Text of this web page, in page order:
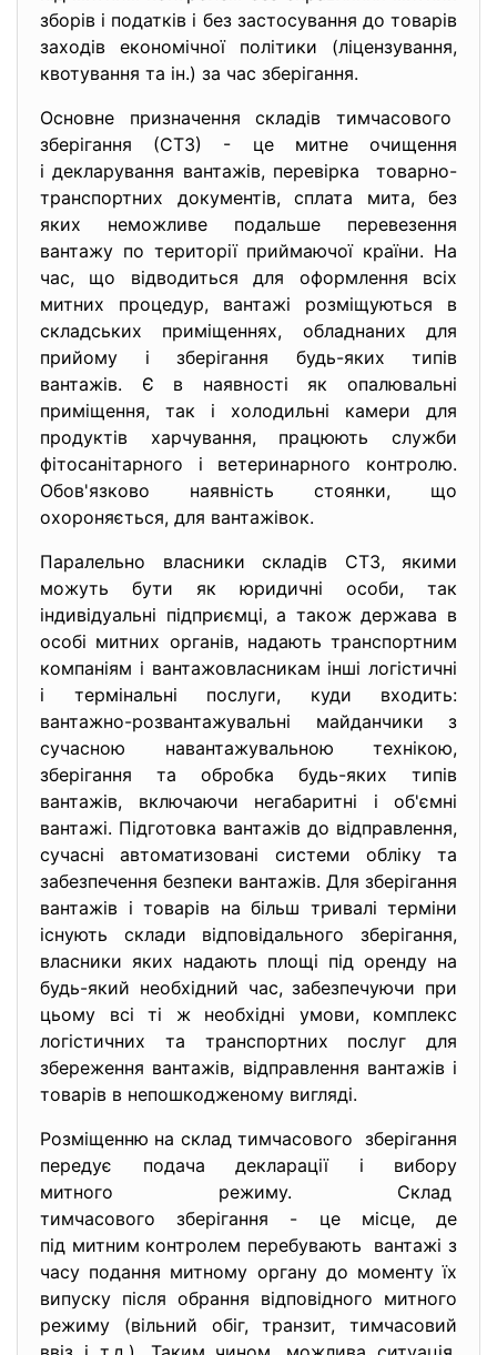
зборів і податків і без застосування до товарів
заходів економічної політики (ліцензування,
квотування та ін.) за час зберігання.
Основне призначення складів тимчасового
зберігання (СТЗ) - це митне очищення
і декларування вантажів, перевірка товарно-
транспортних документів, сплата мита, без
яких неможливе подальше перевезення
вантажу по території приймаючої країни. На
час, що відводиться для оформлення всіх
митних процедур, вантажі розміщуються в
складських приміщеннях, обладнаних для
прийому і зберігання будь-яких типів
вантажів. Є в наявності як опалювальні
приміщення, так і холодильні камери для
продуктів харчування, працюють служби
фітосанітарного і ветеринарного контролю.
Обов'язково наявність стоянки, що
охороняється, для вантажівок.
Паралельно власники складів СТЗ, якими
можуть бути як юридичні особи, так
індивідуальні підприємці, а також держава в
особі митних органів, надають транспортним
компаніям і вантажовласникам інші логістичні
і термінальні послуги, куди входить:
вантажно-розвантажувальні майданчики з
сучасною навантажувальною технікою,
зберігання та обробка будь-яких типів
вантажів, включаючи негабаритні і об'ємні
вантажі. Підготовка вантажів до відправлення,
сучасні автоматизовані системи обліку та
забезпечення безпеки вантажів. Для зберігання
вантажів і товарів на більш тривалі терміни
існують склади відповідального зберігання,
власники яких надають площі під оренду на
будь-який необхідний час, забезпечуючи при
цьому всі ті ж необхідні умови, комплекс
логістичних та транспортних послуг для
збереження вантажів, відправлення вантажів і
товарів в непошкодженому вигляді.
Розміщенню на склад тимчасового зберігання
передує подача декларації і вибору
митного режиму. Склад
тимчасового зберігання - це місце, де
під митним контролем перебувають вантажі з
часу подання митному органу до моменту їх
випуску після обрання відповідного митного
режиму (вільний обіг, транзит, тимчасовий